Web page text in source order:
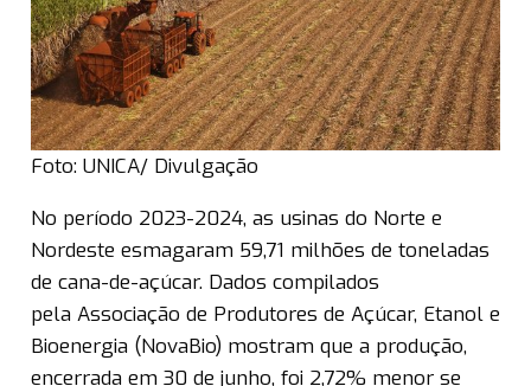
Foto: UNICA/ Divulgação
No período 2023-2024, as usinas do Norte e
Nordeste esmagaram 59,71 milhões de toneladas
de cana-de-açúcar. Dados compilados
pela Associação de Produtores de Açúcar, Etanol e
Bioenergia (NovaBio) mostram que a produção,
encerrada em 30 de junho, foi 2,72% menor se